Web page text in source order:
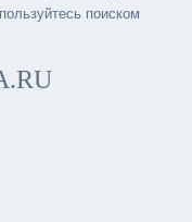
поиском